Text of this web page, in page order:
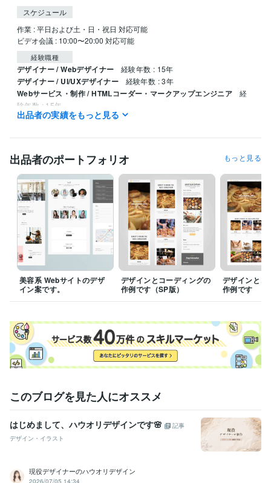
スケジュール
作業 : 平日および土・日・祝日 対応可能
経験職種
デザイナー / Webデザイナー 経験年数 : 15年
デザイナー / UI/UXデザイナー 経験年数 : 3年
Webサービス・制作 / HTMLコーダー・マークアップエンジニア
経
験年数 : 15年
WordPress:3年Excel:10年Google スプレッドシート:10年
Google Analytics:7年Google Tag Manager:7年
Stable Diffusion:1年Adobe Firefly:1年Adobe Photoshop:15年
Affinity Photo:5年Adobe Premiere Pro:5年Adobe Illustrator:15年
Canva:1年Affinity Designer:5年 Figma:4年Adobe XD:4年
Adobe After Effects:10年
Blender:3年
得意分野
Web制作・HP作成・EC構築 CSS/Javascript/HTML
語学力
英語 日常会話レベル
出品者の実績をもっと見る
出品者のポートフォリオ もっと見る
美容系 Webサイトのデザ
イン案です。
デザインとコーディングの
作例です（SP版）
デザインとコ
作例です
このブログを見た人にオススメ
はじめまして、ハウオリデザインです🌸
記事
デザイン・イラスト
現役デザイナーのハウオリデザイン
2026/07/05 14:34